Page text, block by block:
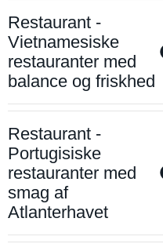
Restaurant -
Vietnamesiske
restauranter med
balance og friskhed
Restaurant -
Portugisiske
restauranter med
smag af
Atlanterhavet